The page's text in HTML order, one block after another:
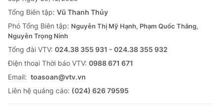
Tổng Biên tập: Vũ Thanh Thủy
Phó Tổng Biên tập: Nguyễn Thị Mỹ Hạnh, Phạm Quốc Thắng,
Nguyễn Trọng Ninh
Tổng đài VTV: 024.38 355 931 - 024.38 355 932
Ðiện thoại Thời báo VTV: 0988 671 671
Email: toasoan@vtv.vn
Liên hệ quảng cáo: (024) 626 79595